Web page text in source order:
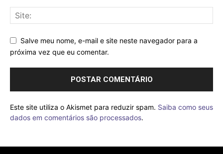
Salve meu nome, e-mail e site neste navegador para a
próxima vez que eu comentar.
Este site utiliza o Akismet para reduzir spam. Saiba como seus
dados em comentários são processados.